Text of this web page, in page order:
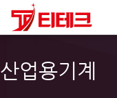
산업용기계